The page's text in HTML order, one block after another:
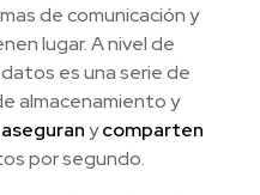
de comunicación y
lugar. A nivel de
es una serie de
almacenamiento y
aseguranycomparten
por segundo.